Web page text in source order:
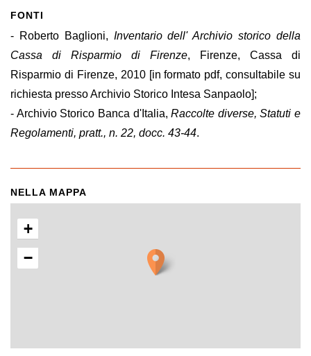
FONTI
- Roberto Baglioni, Inventario dell' Archivio storico della
Cassa di Risparmio di Firenze, Firenze, Cassa di
Risparmio di Firenze, 2010 [in formato pdf, consultabile su
richiesta presso Archivio Storico Intesa Sanpaolo];
- Archivio Storico Banca d'Italia,Raccolte diverse, Statuti e
Regolamenti, pratt., n. 22, docc. 43-44.
NELLA MAPPA
+
−